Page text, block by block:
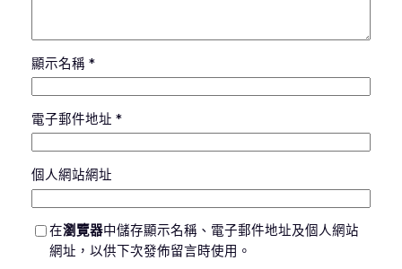
顯示名稱 *
電子郵件地址 *
個人網站網址
在瀏覽器中儲存顯示名稱、電子郵件地址及個人網站
網址，以供下次發佈留言時使用。